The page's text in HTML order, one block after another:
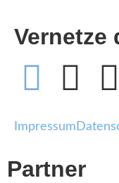
Vernetze
Impressum
Partner